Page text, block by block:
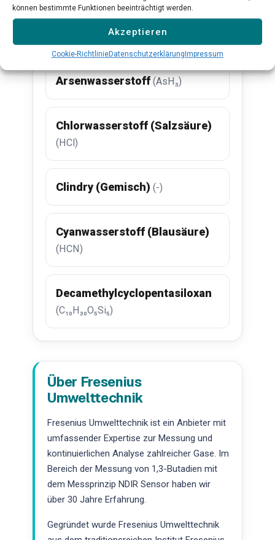
können bestimmte Funktionen beeinträchtigt werden.
Akzeptieren
Cookie-RichtlinieDatenschutzerklärung Impressum
Verwandte Substanzen
Arsenwasserstoff (AsH₃)
Chlorwasserstoff (Salzsäure)
(HCl)
Clindry (Gemisch) (-)
Cyanwasserstoff (Blausäure)
(HCN)
Decamethylcyclopentasiloxan
(C₁₀H₃₀O₅Si₅)
Über Fresenius
Umwelttechnik
Fresenius Umwelttechnik ist ein Anbieter mit
umfassender Expertise zur Messung und
kontinuierlichen Analyse zahlreicher Gase. Im
Bereich der Messung von 1,3-Butadien mit
dem Messprinzip NDIR Sensor haben wir
über 30 Jahre Erfahrung.
Gegründet wurde Fresenius Umwelttechnik